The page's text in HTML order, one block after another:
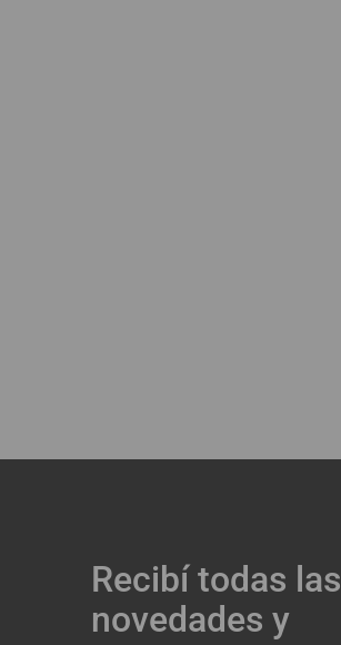
Recibí todas las
novedades y